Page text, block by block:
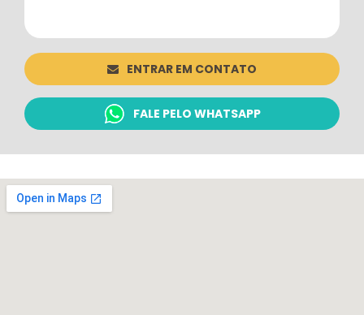
ENTRAR EM CONTATO
FALE PELO WHATSAPP